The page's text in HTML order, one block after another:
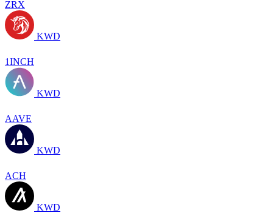
ZRX
KWD
1INCH
KWD
AAVE
KWD
ACH
KWD